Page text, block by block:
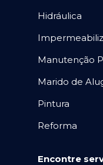
Hidráulica
Manutenção
Marido de
Pintura
Reforma
Encontre